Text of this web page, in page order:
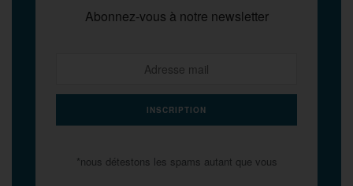
Abonnez-vous à notre newsletter
*nous détestons les spams autant que vous